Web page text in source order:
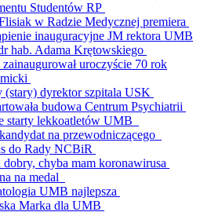
Studentów RP
w Radzie Medycznej premiera
inauguracyjne JM rektora UMB
hab. Adama Krętowskiego
uroczyście 70 rok
(stary) dyrektor szpitala USK
budowa Centrum Psychiatrii
starty lekkoatletów UMB
na przewodniczącego
do Rady NCBiR
dobry, chyba mam koronawirusa
na medal
UMB najlepsza
Marka dla UMB